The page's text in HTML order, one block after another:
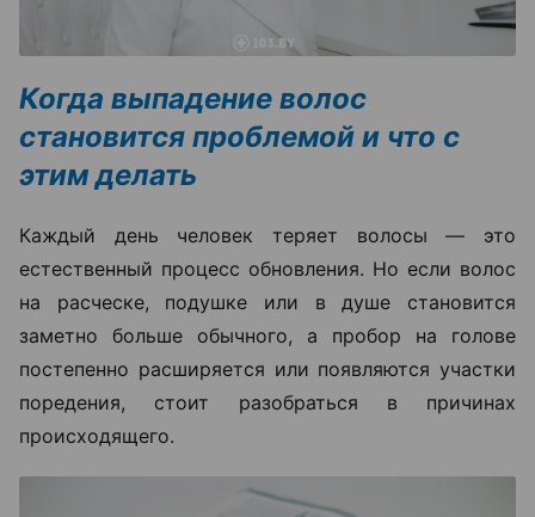
Когда выпадение волос
становится проблемой и что с
этим делать
Каждый день человек теряет волосы — это
естественный процесс обновления. Но если волос
на расческе, подушке или в душе становится
заметно больше обычного, а пробор на голове
постепенно расширяется или появляются участки
поредения, стоит разобраться в причинах
происходящего.